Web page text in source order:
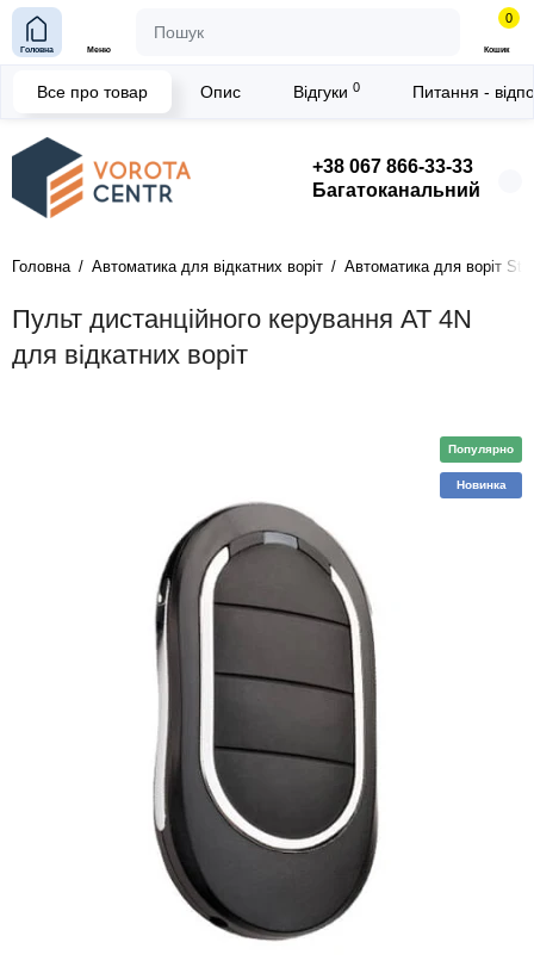
+38 067 866-33-33
Багатоканальний
Головна Меню
0
Кошик
Головна Автоматика для відкатних воріт Автоматика для воріт
Пульт дистанційного керування АТ 4N
для відкатних воріт
Все про товар Опис Відгуки 0 Питання -
Популярно
Новинка